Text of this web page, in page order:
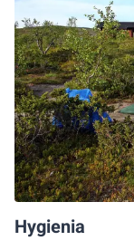
Hygienia